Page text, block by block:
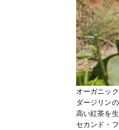
オーガニッ
ダージリン
高い紅茶を
セカンド・